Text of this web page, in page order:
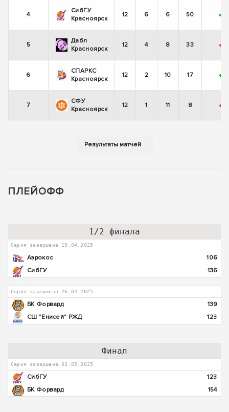
4
СибГУ
Красноярск
12 6 6 50 +
5
Дабл
Красноярск
12 4 8 33 -
6
СПАРКС
Красноярск
12 2 10 17 +
7
СФУ
Красноярск
12 1 11 8 -
ПЛЕЙОФФ
1/2 финала
Серия завершена 19.04.2025
Аэрокос
106
СибГУ
136
Серия завершена 26.04.2025
БК Форвард
139
СШ "Енисей" РЖД
123
Финал
Серия завершена 03.05.2025
СибГУ
123
БК Форвард
154